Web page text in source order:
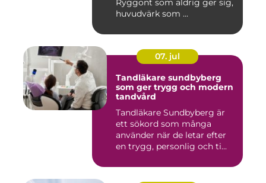
Ryggont som aldrig ger sig,
huvudvärk som ...
07. jul
Tandläkare sundbyberg
som ger trygg och modern
tandvård
Tandläkare Sundbyberg är
ett sökord som många
använder när de letar efter
en trygg, personlig och ti...